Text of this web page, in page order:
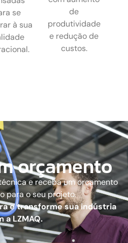
se
à sua
de
produtividade
e redução de
custos.
orçamento
e receba um orçamento
para o seu projeto.
e transforme sua indústria
a LZMAQ.